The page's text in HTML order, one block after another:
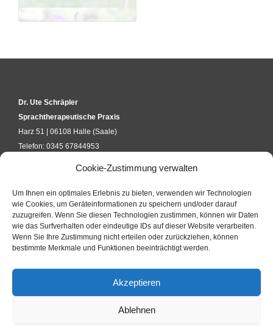
Cookie-Zustimmung verwalten
Um Ihnen ein optimales Erlebnis zu bieten, verwenden wir Technologien
wie Cookies, um Geräteinformationen zu speichern und/oder darauf
zuzugreifen. Wenn Sie diesen Technologien zustimmen, können wir Daten
wie das Surfverhalten oder eindeutige IDs auf dieser Website verarbeiten.
Wenn Sie Ihre Zustimmung nicht erteilen oder zurückziehen, können
bestimmte Merkmale und Funktionen beeinträchtigt werden.
Akzeptieren
Ablehnen
Dr. Ute Schräpler
Sprachtherapeutische Praxis
Harz 51 | 06108 Halle (Saale)
Telefon: 0345 67844953
KURSANFRAGE
KONTAKTFORMULAR